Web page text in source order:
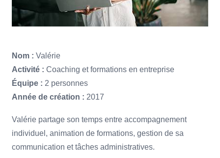
Nom : Valérie
Activité : Coaching et formations en entreprise
Équipe : 2 personnes
Année de création : 2017
Valérie partage son temps entre accompagnement
individuel, animation de formations, gestion de sa
communication et tâches administratives.